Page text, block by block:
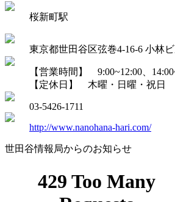
桜新町駅
東京都世田谷区弦巻4-16-6 小林
【営業時間】 9:00~12:00、
【定休日】 木曜・日曜・祝日
03-5426-1711
http://www.nanohana-hari.com/
世田谷情報局からのお知らせ